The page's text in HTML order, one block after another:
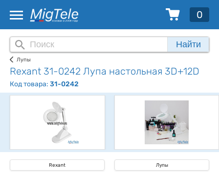
0
Найти
Лупы
Rexant 31-0242 Лупа настольная 3D+12D
Код товара: 31-0242
Rexant Лупы